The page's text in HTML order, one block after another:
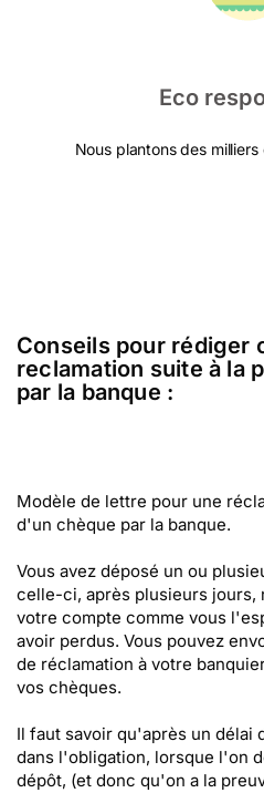
Eco
Nous plantons des
Conseils pour rédiger
reclamation suite à la
par la banque :
Modèle de lettre pour une
d'un chèque par la banque.
Vous avez déposé un ou
celle-ci, après plusieurs jours,
votre compte comme vous
avoir perdus. Vous pouvez
de réclamation à votre
vos chèques.
Il faut savoir qu'après un délai
dans l'obligation, lorsque l'on
dépôt, (et donc qu'on a la